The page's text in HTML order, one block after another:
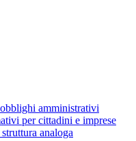
amministrativi
per cittadini e imprese
analoga